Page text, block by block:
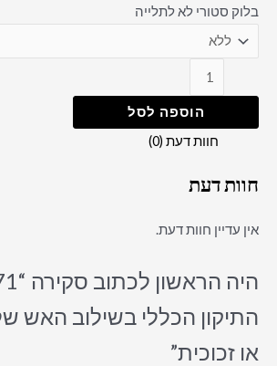
בלוק סטורי לא לתלייה
הוספה לסל
חוות דעת (0)
חוות דעת
אין עדיין חוות דעת.
התיקון הכללי בשילוב האש
או זכוכית”